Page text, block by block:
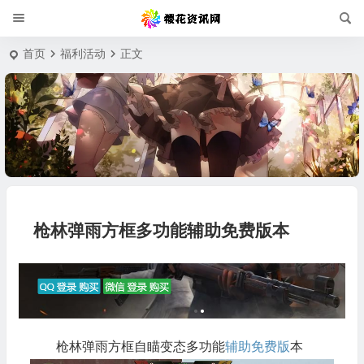
首页 福利活动 正文
枪林弹雨方框多功能辅助免费版本
枪林弹雨方框自瞄变态多功能辅助免费版本